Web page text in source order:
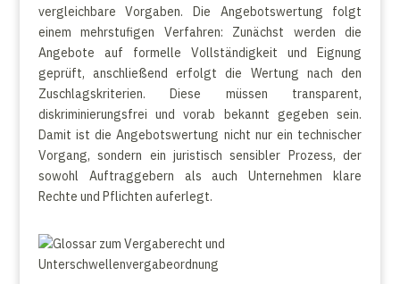
vergleichbare Vorgaben. Die Angebotswertung folgt
einem mehrstufigen Verfahren: Zunächst werden die
Angebote auf formelle Vollständigkeit und Eignung
geprüft, anschließend erfolgt die Wertung nach den
Zuschlagskriterien. Diese müssen transparent,
diskriminierungsfrei und vorab bekannt gegeben sein.
Damit ist die Angebotswertung nicht nur ein technischer
Vorgang, sondern ein juristisch sensibler Prozess, der
sowohl Auftraggebern als auch Unternehmen klare
Rechte und Pflichten auferlegt.